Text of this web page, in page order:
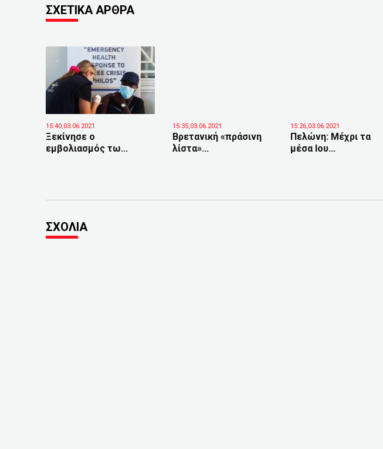
ΣΧΕΤΙΚΑ ΑΡΘΡΑ
15:40,03.06.2021
Ξεκίνησε ο
εμβολιασμός τω...
15:35,03.06.2021
Βρετανική «πράσινη
λίστα»...
15:26,03.06.2021
Πελώνη: Μέχρι τα
μέσα Ιου...
ΣΧΟΛΙΑ